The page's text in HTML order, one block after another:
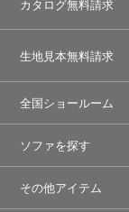
カタログ無料請求
生地見本無料請求
全国ショールーム
ソファを探す
その他アイテム